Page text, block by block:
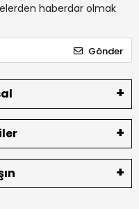
haberdar olmak
Gönder